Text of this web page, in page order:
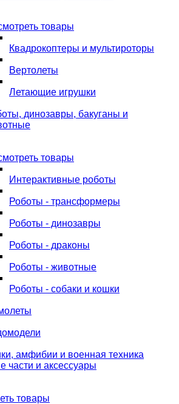
товары
Квадрокоптеры и мультироторы
Вертолеты
Летающие игрушки
динозавры, бакуганы и
товары
Интерактивные роботы
Роботы - трансформеры
Роботы - динозавры
Роботы - драконы
Роботы - животные
Роботы - собаки и кошки
амфибии и военная техника
части и аксессуары
товары